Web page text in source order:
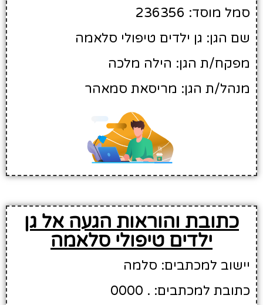
סמל מוסד: 236356
שם הגן: גן ילדים טיפולי סלאמה
מפקח/ת הגן: הילה מלכה
מנהל/ת הגן: מריסאת סמאהר
כתובת והוראות הגעה אל גן
ילדים טיפולי סלאמה
יישוב למכתבים: סלמה
כתובת למכתבים: . 0000